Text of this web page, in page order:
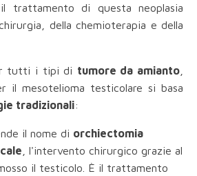
trattamento di questa neoplasia
della chemioterapia e della
tutti i tipi di tumore da amianto
il mesotelioma testicolare si basa
tradizionali:
il nome di orchiectomia
, l'intervento chirurgico grazie al
il testicolo. È il trattamento